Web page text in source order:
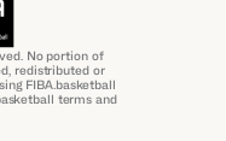
No portion of
redistributed or
FIBA.basketball
terms and